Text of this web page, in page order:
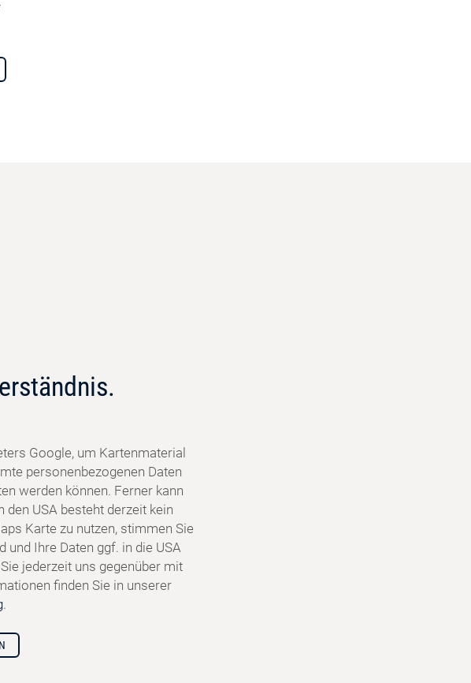
Google, um Kartenmaterial
personenbezogenen Daten
werden können. Ferner kann
USA besteht derzeit kein
Karte zu nutzen, stimmen Sie
und Ihre Daten ggf. in die USA
jederzeit uns gegenüber mit
finden Sie in unserer
.